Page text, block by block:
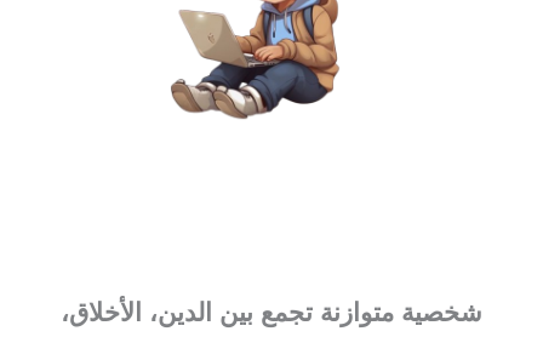
شخصية متوازنة تجمع بين الدين، الأخلاق،